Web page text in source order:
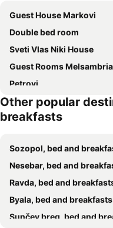
Guest House Markovi
Double bed room
Sveti Vlas Niki House
Guest Rooms Melsambria
Petrovi
Other popular
breakfasts
Sozopol, bed and
Nesebar, bed and
Ravda, bed and
Byala, bed and breakfasts
Sunčev breg, bed and